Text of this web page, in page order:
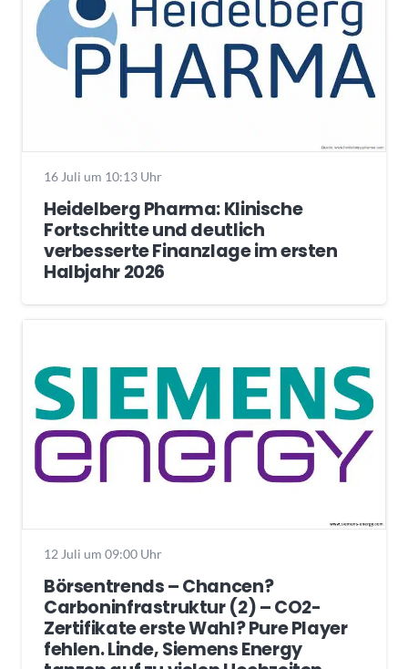
16 Juli um 10:13 Uhr
Heidelberg Pharma: Klinische
Fortschritte und deutlich
verbesserte Finanzlage im ersten
Halbjahr 2026
12 Juli um 09:00 Uhr
Börsentrends – Chancen?
Carboninfrastruktur (2) – CO2-
Zertifikate erste Wahl? Pure Player
fehlen. Linde, Siemens Energy